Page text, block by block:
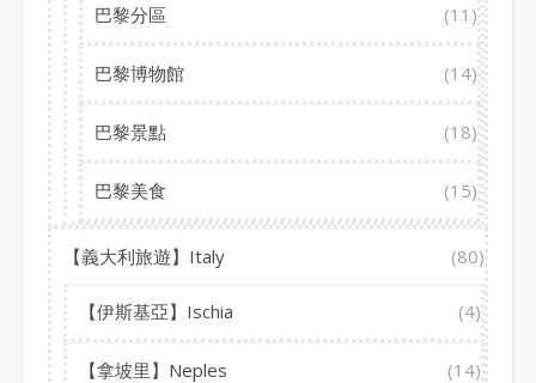
巴黎分區 (11)
巴黎博物館 (14)
巴黎景點 (18)
巴黎美食 (15)
【義大利旅遊】Italy (80)
【伊斯基亞】Ischia (4)
【拿坡里】Neples (14)